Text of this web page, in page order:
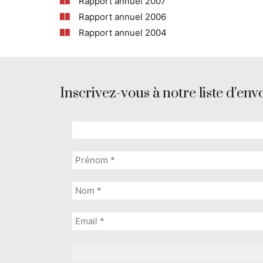
Rapport annuel 2006
Rapport annuel 2004
Inscrivez-vous à notre liste